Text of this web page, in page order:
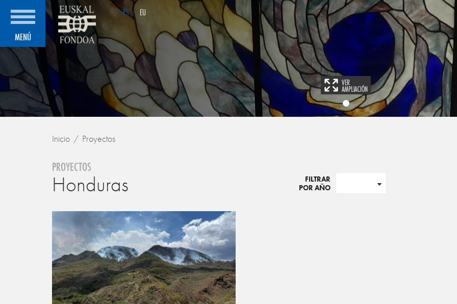
MENÚ
ES / EU
Inicio Proyectos
PROYECTOS
Honduras
FILTRAR
POR AÑO